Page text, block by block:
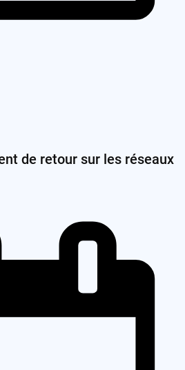
de retour sur les réseaux